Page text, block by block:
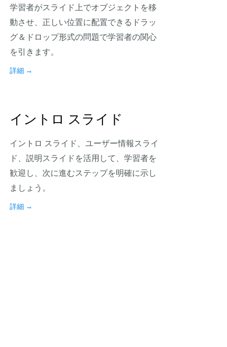
学習者がスライド上でオブジェクトを移
動させ、正しい位置に配置できるドラッ
グ＆ドロップ形式の問題で学習者の関心
を引きます。
詳細 →
イントロ スライド
イントロ スライド、ユーザー情報スライ
ド、説明スライドを活用して、学習者を
歓迎し、次に進むステップを明確に示し
ましょう。
詳細 →